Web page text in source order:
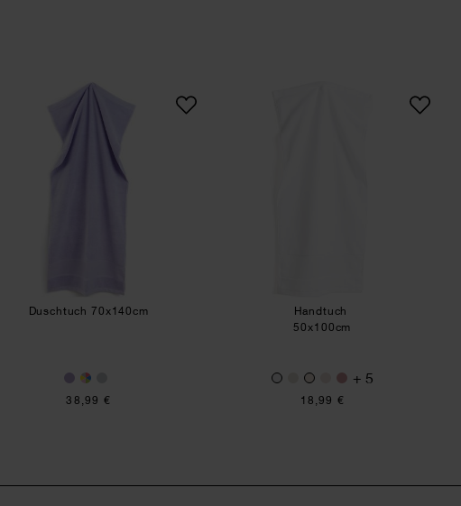
Duschtuch 70x140cm
Duschtuch 70x140cm
38,99 €
Handtuch
50x100cm
+ 5
18,99 €